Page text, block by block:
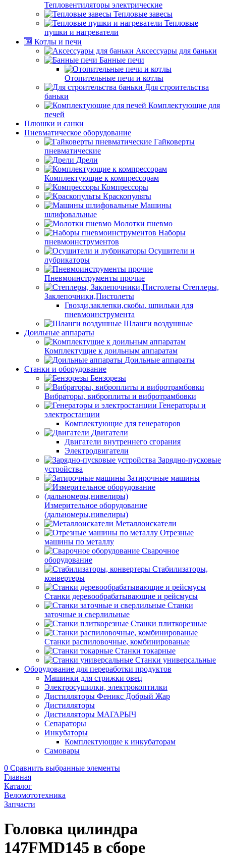
Тепловентиляторы электрические
Тепловые завесы
Тепловые
пушки и нагреватели
Котлы и печи
Аксессуары для баньки
Банные печи
Отопительные печи и котлы
Для строительства
баньки
Комплектующие для
печей
Плюшки и санки
Пневматическое оборудование
Гайковерты
пневматические
Дрели
Комплектующие к компрессорам
Компрессоры
Краскопульты
Машины
шлифовальные
Молотки пневмо
Наборы
пневмоинструментов
Осушители и
лубрикаторы
Пневмоинструменты прочие
Степлеры,
Заклепочники,Пистолеты
Гвозди,заклепки,скобы. шпильки для
пневмоинструмента
Шланги воздушные
Доильные аппараты
Комплектущие к доильным аппаратам
Доильные аппараты
Станки и оборудование
Бензорезы
Вибраторы, виброплиты и вибротрамбовки
Генераторы и
электростанции
Комплектующие для генераторов
Двигатели
Двигатели внутреннего сгорания
Электродвигатели
Зарядно-пусковые
устройства
Затирочные машины
Измерительное оборудование
(дальномеры,нивелиры)
Металлоискатели
Отрезные
машины по металлу
Сварочное
оборудование
Стабилизаторы,
конвертеры
Станки деревообрабатывающие и рейсмусы
Станки
заточные и сверлильные
Станки плиткорезные
Станки распиловочные, комбинированые
Станки токарные
Станки универсальные
Оборудование для переработки продуктов
Машинки для стрижки овец
Электросушилки, электрокоптилки
Дистилляторы Феникс Добрый Жар
Дистилляторы
Дистилляторы МАГАРЫЧ
Сепараторы
Инкубаторы
Комплектующие к инкубаторам
Самовары
0 Сравнить выбранные элементы
Главная
Каталог
Веломототехника
Запчасти
Головка цилиндра
147FMD145 в сборе